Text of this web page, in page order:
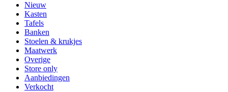
Nieuw
Kasten
Tafels
Banken
Stoelen & krukjes
Maatwerk
Overige
Store only
Aanbiedingen
Verkocht